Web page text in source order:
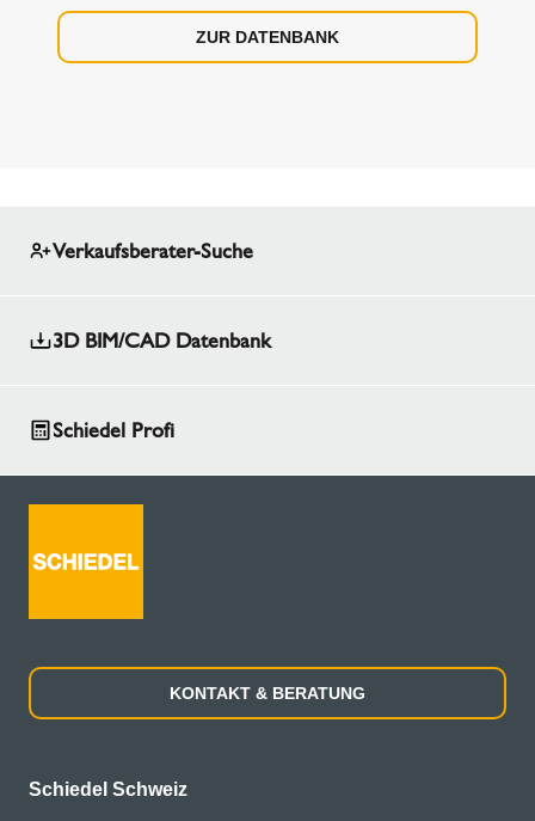
ZUR DATENBANK
Verkaufsberater-Suche
3D BIM/CAD Datenbank
Schiedel Profi
KONTAKT & BERATUNG
Schiedel Schweiz